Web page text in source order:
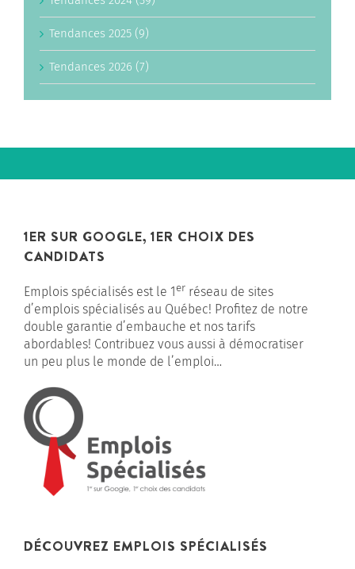
Tendances 2025 (9)
Tendances 2026 (7)
1ER SUR GOOGLE, 1ER CHOIX DES
CANDIDATS
Emplois spécialisés est le 1er réseau de sites
d’emplois spécialisés au Québec! Profitez de notre
double garantie d’embauche et nos tarifs
abordables! Contribuez vous aussi à démocratiser
un peu plus le monde de l’emploi…
DÉCOUVREZ EMPLOIS SPÉCIALISÉS